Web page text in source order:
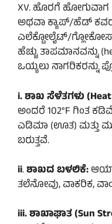
XV. ಹೊರಗೆ
ಅಥವಾ ಕ್ಯಾಪ್/ಹೆಡ್
ಎಲೆಕ್ಟೋಲೈಟ್/
ಹೆಚ್ಚು ತಾಪಮಾನವನ್ನು
ಒಯ್ಯಲು ನಾಗರಿಕರನ್ನು
i. ಶಾಖ ಸೆಳೆತಗಳು
ಅಂದರೆ 102°F ಗಿಂತ
ಎಡಿಮಾ (ಊತ) ಮತ್ತು
ಬರುತ್ತವೆ.
ii.ಶಾಖದ ಬಳಲಿಕೆ:
ತಲೆನೋವು, ವಾಕರಿಕ,
iii. ಶಾಖಾಘಾತ (Sun